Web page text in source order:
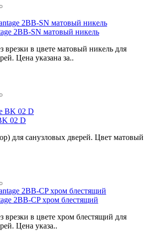
2BB-SN матовый никель
врезки в цвете матовый никель для
Цена указана за..
02 D
для санузловых дверей. Цвет матовый
2BB-CP хром блестящий
врезки в цвете хром блестящий для
Цена указа..